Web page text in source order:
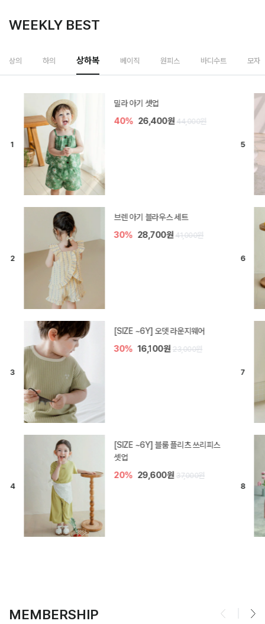
WEEKLY BEST
상의 하의 상하복 베이직 원피스 바디수트 모자
모나 아기 블라우스 세트
40% 24,000원 40,000원
렌디 아기 라운지웨어
30% 14,700원 21,000원
[SIZE ~6Y] 로미나 라운지 셋업
30% 20,300원 29,000원
아린 아기 블라우스 세트
50%
MEMBERSHIP